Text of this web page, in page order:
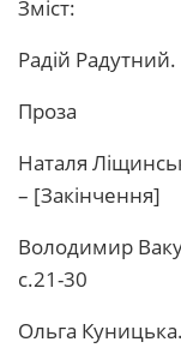
Зміст:
Радій
Проза
Наталя
– [Закінчення]
Володимир
с.21-30
Ольга Куницька.